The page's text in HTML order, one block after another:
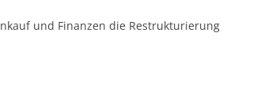
und Finanzen die Restrukturierung